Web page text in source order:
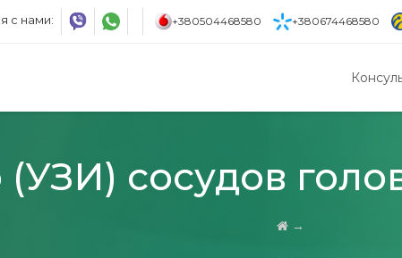
с нами: +380504468580 +380674468580
сосудов
→